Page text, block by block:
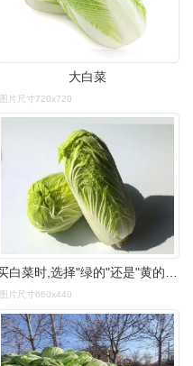
大白菜
图片尺寸720x720
买白菜时,选择"绿的"还是"黄的"?差别挺大,建议了解一
图片尺寸660x440